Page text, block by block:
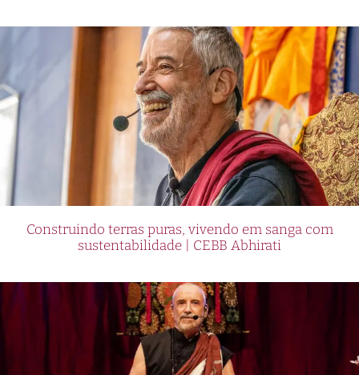
Construindo terras puras, vivendo em sanga com
sustentabilidade | CEBB Abhirati